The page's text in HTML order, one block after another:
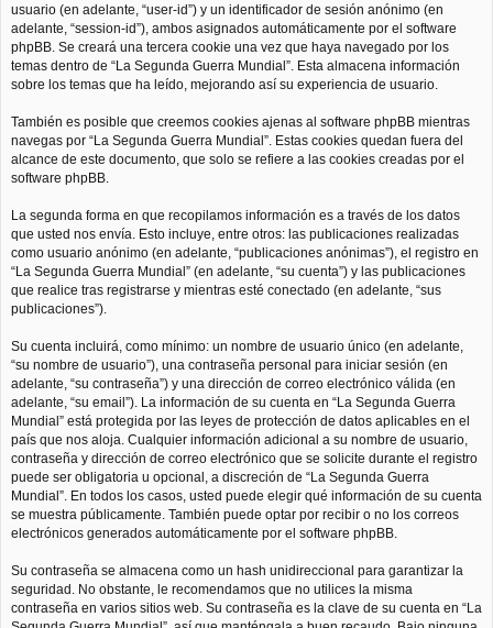
usuario (en adelante, “user-id”) y un identificador de sesión anónimo (en
adelante, “session-id”), ambos asignados automáticamente por el software
phpBB. Se creará una tercera cookie una vez que haya navegado por los
temas dentro de “La Segunda Guerra Mundial”. Esta almacena información
sobre los temas que ha leído, mejorando así su experiencia de usuario.
También es posible que creemos cookies ajenas al software phpBB mientras
navegas por “La Segunda Guerra Mundial”. Estas cookies quedan fuera del
alcance de este documento, que solo se refiere a las cookies creadas por el
software phpBB.
La segunda forma en que recopilamos información es a través de los datos
que usted nos envía. Esto incluye, entre otros: las publicaciones realizadas
como usuario anónimo (en adelante, “publicaciones anónimas”), el registro en
“La Segunda Guerra Mundial” (en adelante, “su cuenta”) y las publicaciones
que realice tras registrarse y mientras esté conectado (en adelante, “sus
publicaciones”).
Su cuenta incluirá, como mínimo: un nombre de usuario único (en adelante,
“su nombre de usuario”), una contraseña personal para iniciar sesión (en
adelante, “su contraseña”) y una dirección de correo electrónico válida (en
adelante, “su email”). La información de su cuenta en “La Segunda Guerra
Mundial” está protegida por las leyes de protección de datos aplicables en el
país que nos aloja. Cualquier información adicional a su nombre de usuario,
contraseña y dirección de correo electrónico que se solicite durante el registro
puede ser obligatoria u opcional, a discreción de “La Segunda Guerra
Mundial”. En todos los casos, usted puede elegir qué información de su cuenta
se muestra públicamente. También puede optar por recibir o no los correos
electrónicos generados automáticamente por el software phpBB.
Su contraseña se almacena como un hash unidireccional para garantizar la
seguridad. No obstante, le recomendamos que no utilices la misma
contraseña en varios sitios web. Su contraseña es la clave de su cuenta en “La